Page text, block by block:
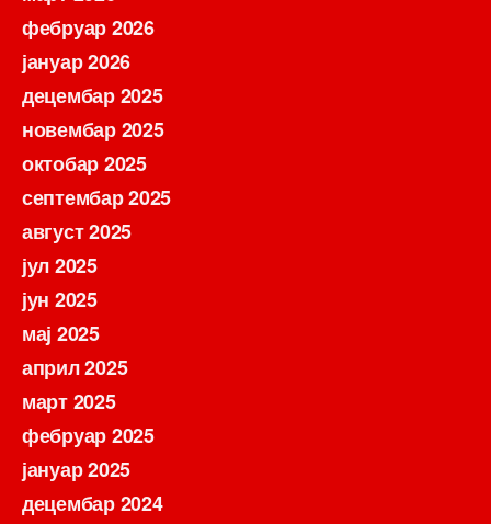
фебруар 2026
јануар 2026
децембар 2025
новембар 2025
октобар 2025
септембар 2025
август 2025
јул 2025
јун 2025
мај 2025
април 2025
март 2025
фебруар 2025
јануар 2025
децембар 2024